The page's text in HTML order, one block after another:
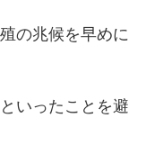
の兆候を早めに
いったことを避